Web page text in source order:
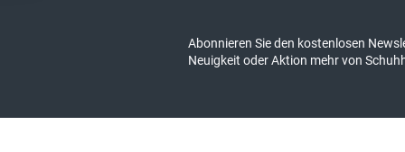
Abonnieren Sie den kostenlosen
Neuigkeit oder Aktion mehr von